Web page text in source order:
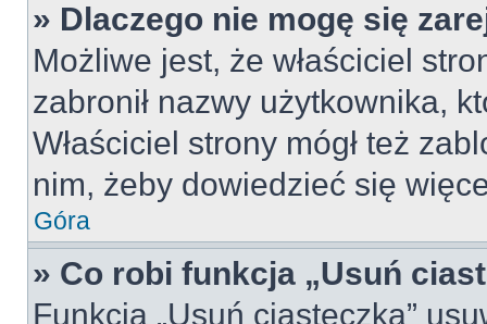
» Dlaczego nie mogę się
Możliwe jest, że właściciel
zabronił nazwy użytkownika,
Właściciel strony mógł też
nim, żeby dowiedzieć się
Góra
» Co robi funkcja „Usuń
Funkcja „Usuń ciasteczka”